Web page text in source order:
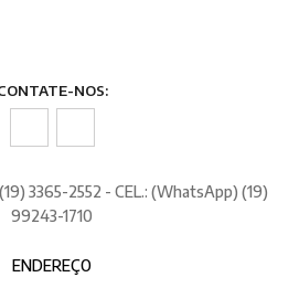
NOS:
3365-2552 - CEL.: (WhatsApp) (19)
99243-1710
ENDEREÇO